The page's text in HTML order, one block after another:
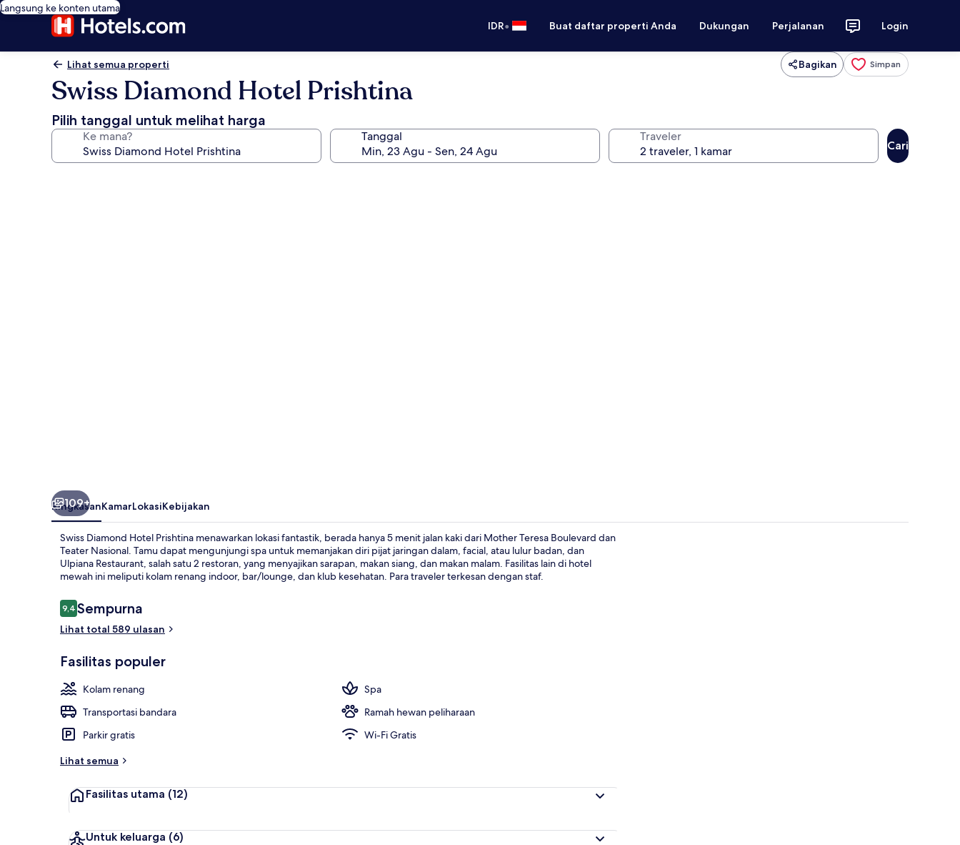
Langsung ke konten utama
IDR• Buat daftar properti Anda Dukungan Perjalanan Login
Lihat semua properti Bagikan Simpan
Swiss Diamond Hotel Prishtina
Pilih tanggal untuk melihat harga
Ke mana? Tanggal Traveler
Cari
109+
RingkasanKamarLokasiKebijakan
Swiss Diamond Hotel Prishtina menawarkan lokasi fantastik, berada hanya 5 menit jalan kaki dari Mother Teresa Boulevard dan
Teater Nasional. Tamu dapat mengunjungi spa untuk memanjakan diri pijat jaringan dalam, facial, atau lulur badan, dan
Ulpiana Restaurant, salah satu 2 restoran, yang menyajikan sarapan, makan siang, dan makan malam. Fasilitas lain di hotel
mewah ini meliputi kolam renang indoor, bar/lounge, dan klub kesehatan. Para traveler terkesan dengan staf.
Ulasan
9,49,4 dari 10
Sempurna
Lihat total 589 ulasan
Fasilitas populer
Kolam renang
Spa
Transportasi bandara
Ramah hewan peliharaan
Parkir gratis
Wi-Fi Gratis
Lihat semua
Fasilitas utama (12)
Untuk keluarga (6)